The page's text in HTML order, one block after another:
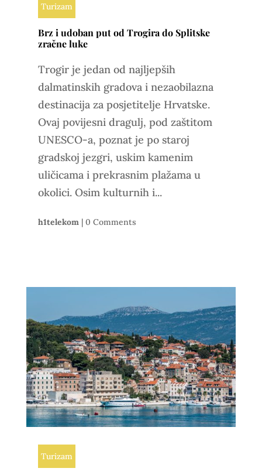
Turizam
Brz i udoban put od Trogira do Splitske
zračne luke
Trogir je jedan od najljepših
dalmatinskih gradova i nezaobilazna
destinacija za posjetitelje Hrvatske.
Ovaj povijesni dragulj, pod zaštitom
UNESCO-a, poznat je po staroj
gradskoj jezgri, uskim kamenim
uličicama i prekrasnim plažama u
okolici. Osim kulturnih i...
h1telekom| 0 Comments
Turizam